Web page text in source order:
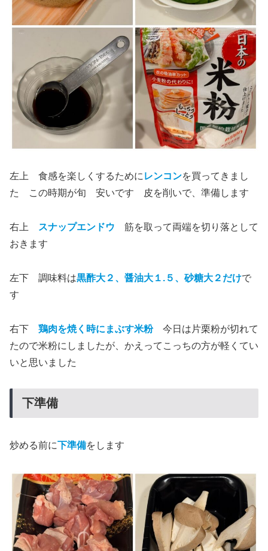
左上 食感を楽しくするためにレンコンを買ってきまし
た この時期が旬 安いです 皮を削いで、準備します
右上 スナップエンドウ 筋を取って両端を切り落として
おきます
左下 調味料は黒酢大２、醤油大１.５、砂糖大２だけで
す
右下 鶏肉を焼く時にまぶす米粉今日は片栗粉が切れて
たので米粉にしましたが、かえってこっちの方が軽くてい
いと思いました
下準備
炒める前に下準備をします